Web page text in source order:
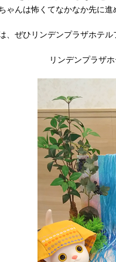
ゃんは怖くてなかなか先に
、ぜひリンデンプラザホテ
リンデンプラザ